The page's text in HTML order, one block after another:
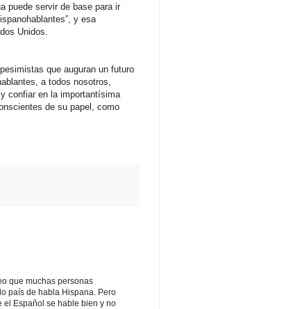
puede servir de base para ir
y esa
Unidos.
que auguran un futuro
a todos nosotros,
confiar en la importantísima
de su papel, como
que muchas personas
país de habla Hispana. Pero
el Español se hable bien y no